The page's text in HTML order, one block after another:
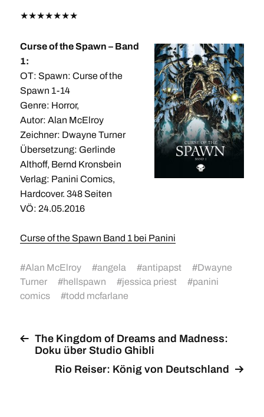
★★★★★★★
Curse of the Spawn – Band
1:
OT: Spawn: Curse of the
Spawn 1-14
Genre: Horror,
Autor: Alan McElroy
Zeichner: Dwayne Turner
Übersetzung: Gerlinde
Althoff, Bernd Kronsbein
Verlag: Panini Comics,
Hardcover. 348 Seiten
VÖ: 24.05.2016
Curse of the Spawn Band 1 bei Panini
#Alan McElroy #angela #antipapst #Dwayne
Turner
#hellspawn #jessica priest #panini
comics
#todd mcfarlane
The Kingdom of Dreams and Madness:
Doku über Studio Ghibli
Rio Reiser: König von Deutschland